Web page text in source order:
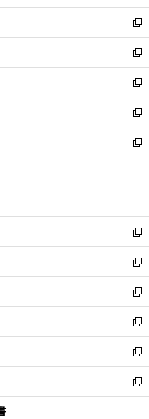
開
く
ウ
で
開
く
ン
ド
ウ
で
開
く
ウ
ィ
ン
ド
ウ
で
開
く
新
し
い
ウ
ィ
ン
ド
ウ
で
開
新
し
い
ウ
ィ
ン
ド
ウ
開
新
し
い
ウ
ィ
ン
ウ
開
く
新
し
い
ウ
ン
ウ
で
開
く
新
し
ウ
ン
ド
ウ
で
開
く
新
し
い
ウ
ィ
ン
ド
ウ
で
開
く
新
し
い
ウ
ィ
ン
ド
ウ
で
開
新
し
い
ウ
ィ
ン
ド
ウ
新
し
い
ウ
ィ
ン
新
し
い
ウ
新
し